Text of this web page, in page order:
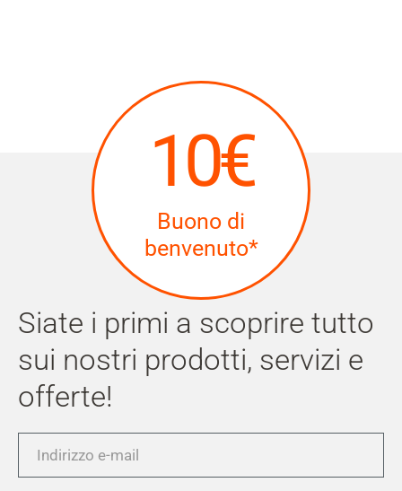
Skip to main content
Salta alla ricerca
Salta alla selezione della lingua
Skip to Cookie Configuration
Shift+Alt+C
Customer Account
10€
Buono di
benvenuto*
Siate i primi a scoprire tutto
sui nostri prodotti, servizi e
offerte!